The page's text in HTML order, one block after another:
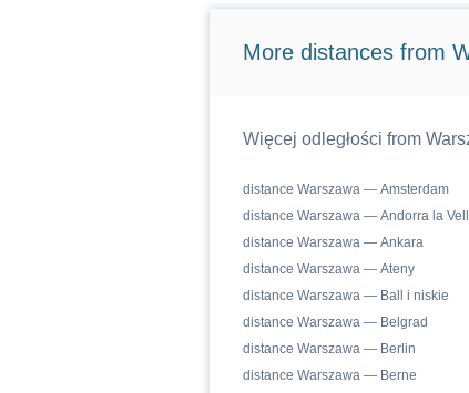
More distances from
Więcej odległości from
distance Warszawa — Amsterdam
distance Warszawa — Andorra la
distance Warszawa — Ankara
distance Warszawa — Ateny
distance Warszawa — Ball i niskie
distance Warszawa — Belgrad
distance Warszawa — Berlin
distance Warszawa — Berne